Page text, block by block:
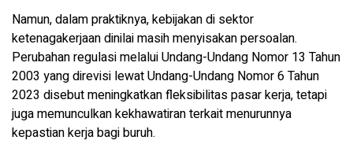
Namun, dalam praktiknya, kebijakan di sektor
ketenagakerjaan dinilai masih menyisakan persoalan.
Perubahan regulasi melalui Undang-Undang Nomor 13 Tahun
2003 yang direvisi lewat Undang-Undang Nomor 6 Tahun
2023 disebut meningkatkan fleksibilitas pasar kerja, tetapi
juga memunculkan kekhawatiran terkait menurunnya
kepastian kerja bagi buruh.